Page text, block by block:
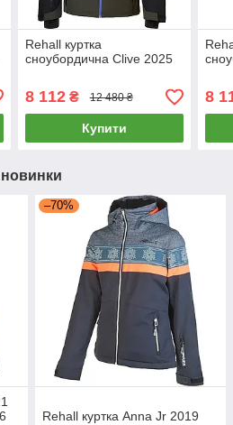
Rehall куртка
сноубордична Clive 2025
8 112₴ 12 480 ₴
Купити
8
новинки
–70%
Rehall куртка Anna Jr 2019